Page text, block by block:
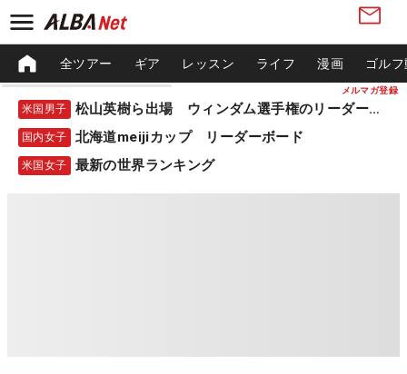
メルマガ登録
全ツアー ギア レッスン ライフ 漫画 ゴル
米国男子 松山英樹ら出場 ウィンダム選手権のリーダーボード
国内女子 北海道meijiカップ リーダーボード
米国女子 最新の世界ランキング